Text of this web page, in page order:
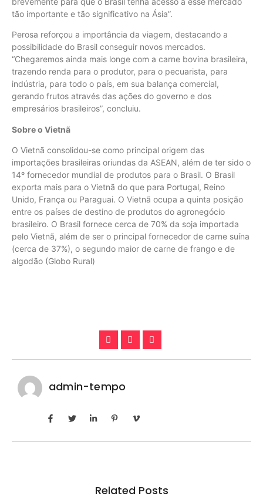
tão importante e tão significativo na Ásia”.
Perosa reforçou a importância da viagem, destacando a
possibilidade do Brasil conseguir novos mercados.
“Chegaremos ainda mais longe com a carne bovina brasileira,
trazendo renda para o produtor, para o pecuarista, para
indústria, para todo o país, em sua balança comercial,
gerando frutos através das ações do governo e dos
empresários brasileiros”, concluiu.
Sobre o Vietnã
O Vietnã consolidou-se como principal origem das
importações brasileiras oriundas da ASEAN, além de ter sido o
14º fornecedor mundial de produtos para o Brasil. O Brasil
exporta mais para o Vietnã do que para Portugal, Reino
Unido, França ou Paraguai. O Vietnã ocupa a quinta posição
entre os países de destino de produtos do agronegócio
brasileiro. O Brasil fornece cerca de 70% da soja importada
pelo Vietnã, além de ser o principal fornecedor de carne suína
(cerca de 37%), o segundo maior de carne de frango e de
algodão (Globo Rural)
admin-tempo
Related Posts